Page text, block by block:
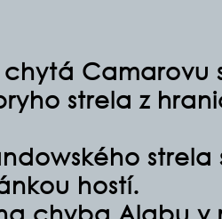
chytá Camarovu
strela z
strela
hostí.
chyba Alabu v